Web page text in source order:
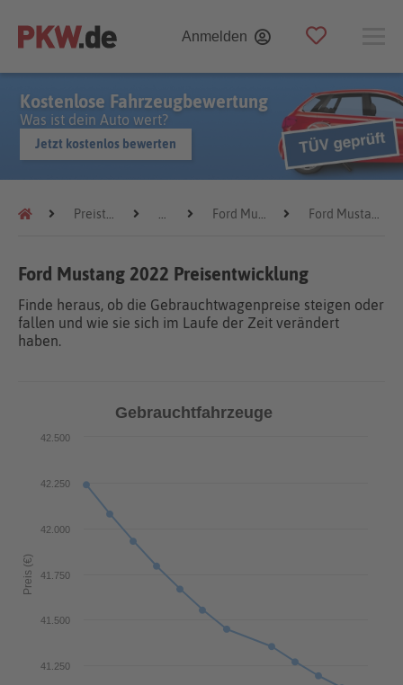
Anmelden
Kostenlose Fahrzeugbewertung
Was ist dein Auto wert?
Jetzt kostenlos bewerten
Preistrends Ford Mustang Ford Mustang 2022
Ford Mustang 2022 Preisentwicklung
Finde heraus, ob die Gebrauchtwagenpreise steigen oder
fallen und wie sie sich im Laufe der Zeit verändert
haben.
Preis (€)
Gebrauchtfahrzeuge
41.250
41.500
41.750
42.000
42.250
42.500